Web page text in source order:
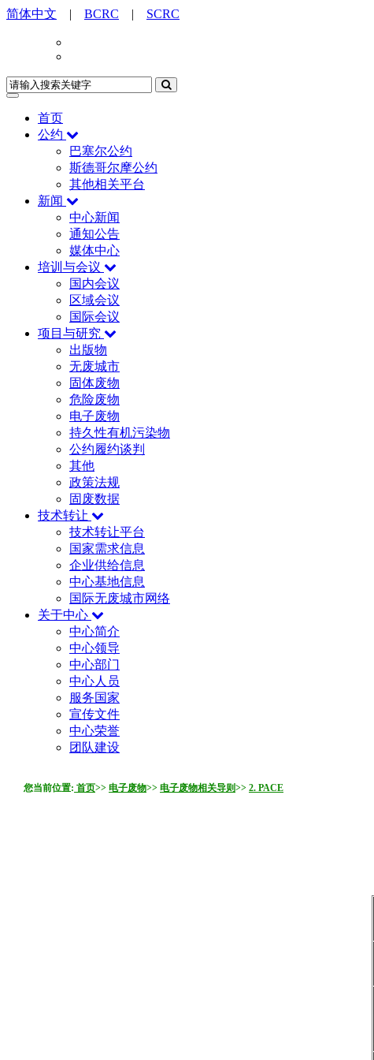
简体中文 | BCRC | SCRC
首页
公约
巴塞尔公约
斯德哥尔摩公约
其他相关平台
新闻
中心新闻
通知公告
媒体中心
培训与会议
国内会议
区域会议
国际会议
项目与研究
出版物
无废城市
固体废物
危险废物
电子废物
持久性有机污染物
公约履约谈判
其他
政策法规
固废数据
技术转让
技术转让平台
国家需求信息
企业供给信息
中心基地信息
国际无废城市网络
关于中心
中心简介
中心领导
中心部门
中心人员
服务国家
宣传文件
中心荣誉
团队建设
您当前位置: 首页>> 电子废物>> 电子废物相关导则>> 2. PACE